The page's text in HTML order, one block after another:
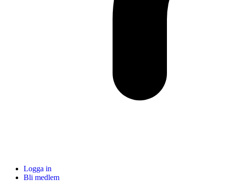
Logga in
Bli medlem